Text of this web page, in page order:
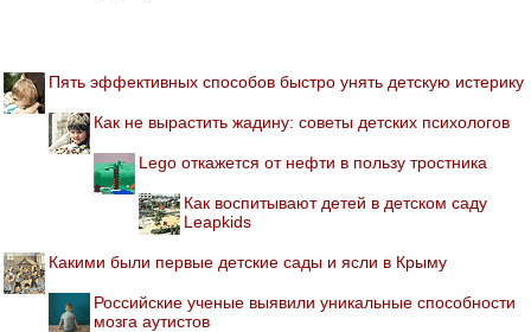
Пять эффективных способов быстро унять детскую истерику
Как не вырастить жадину: советы детских психологов
Lego откажется от нефти в пользу тростника
Как воспитывают детей в детском саду
Leapkids
Какими были первые детские сады и ясли в Крыму
Российские ученые выявили уникальные способности
мозга аутистов